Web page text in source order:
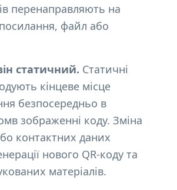
перенаправляють на
файл або
статичний. Статичні
кінцеве місце
безпосередньо в
зображенні коду. Зміна
контактних даних
нового QR-коду та
матеріалів.